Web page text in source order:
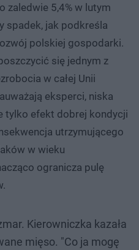
zaledwie 5,4% w lutym
spadek, jak podkreśla
polskiej gospodarki.
się jednym z
w całej Unii
eksperci, niska
tylko efekt dobrej kondycji
utrzymującego
w wieku
ogranicza pulę
Kierowniczka kazała
mięso. "Co ja mogę